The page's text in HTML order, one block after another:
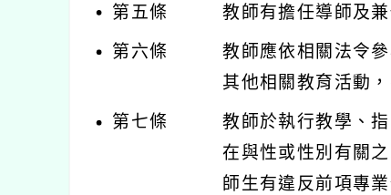
第五條 教師有擔任導師及
第六條
教師應依相關法令
其他相關教育活動
第七條 教師於執行教學、
在與性或性別有關
師生有違反前項專